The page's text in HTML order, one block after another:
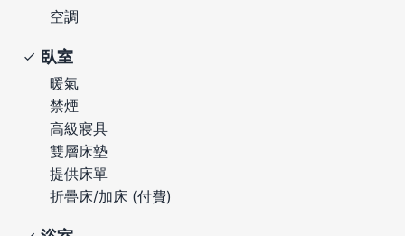
空調
臥室
暖氣
禁煙
高級寢具
雙層床墊
提供床單
折疊床/加床 (付費)